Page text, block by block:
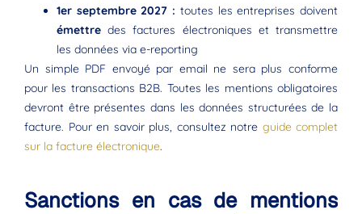
1er septembre 2027 : toutes les entreprises doivent
émettre des factures électroniques et transmettre
les données via e-reporting
Un simple PDF envoyé par email ne sera plus conforme
pour les transactions B2B. Toutes les mentions obligatoires
devront être présentes dans les données structurées de la
facture. Pour en savoir plus, consultez notre guide complet
sur la facture électronique.
Sanctions en cas de mentions